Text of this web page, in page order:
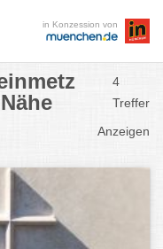
in Konzession von
4
Treffer
Anzeigen